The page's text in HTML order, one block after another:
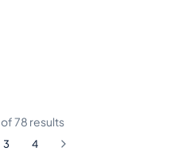
of78 results
3 4